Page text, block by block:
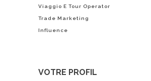
Viaggio E Tour Operator
Trade Marketing
Influence
VOTRE PROFIL